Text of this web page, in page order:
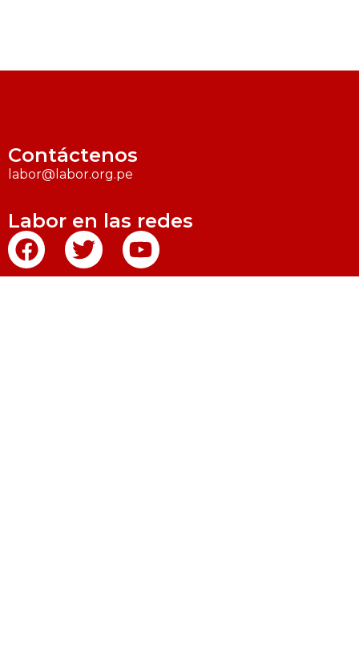
Contáctenos
labor@labor.org.pe
Labor en las redes